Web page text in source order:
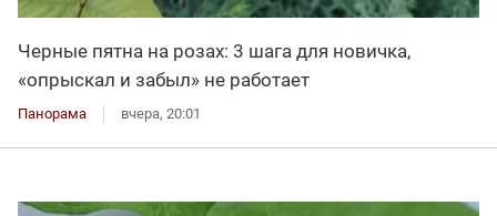
Черные пятна на розах: 3 шага для новичка,
«опрыскал и забыл» не работает
Панорама вчера, 20:01